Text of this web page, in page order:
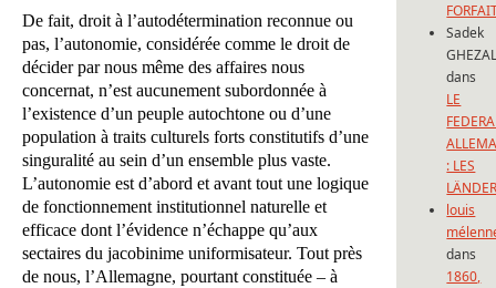
De fait, droit à l’autodétermination reconnue ou
pas, l’autonomie, considérée comme le droit de
décider par nous même des affaires nous
concernat, n’est aucunement subordonnée à
l’existence d’un peuple autochtone ou d’une
population à traits culturels forts constitutifs d’une
singuralité au sein d’un ensemble plus vaste.
L’autonomie est d’abord et avant tout une logique
de fonctionnement institutionnel naturelle et
efficace dont l’évidence n’échappe qu’aux
sectaires du jacobinime uniformisateur. Tout près
de nous, l’Allemagne, pourtant constituée – à
Sadek
dans
LE
: LES
louis
dans
1860,